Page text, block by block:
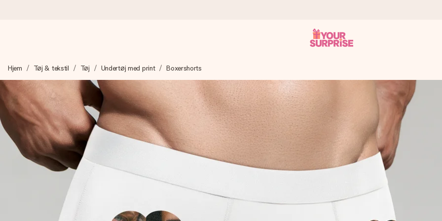
Vi laver din gave med omhu og sender den lynhurtigt – så du kan give den på det helt rette tidspunkt, når den betyder allermest.
4,7 (baseret på +15.000 anmeldelser)
Vores gaver inspirerer. Kunderne giver os 4,7 på Google Reviews.
Gratis kort med hilsen
Lav noget særligt i blot få trin – med hendes navn, et billede af dig eller en besked, der går lige i hendes hjerte. Intet besvær
Hjem Tøj & tekstil Tøj Undertøj med print Boxershorts